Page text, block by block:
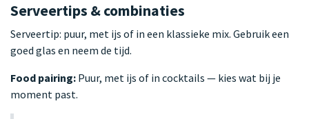
Serveertips & combinaties
Serveertip: puur, met ijs of in een klassieke mix. Gebruik een
goed glas en neem de tijd.
Food pairing: Puur, met ijs of in cocktails — kies wat bij je
moment past.